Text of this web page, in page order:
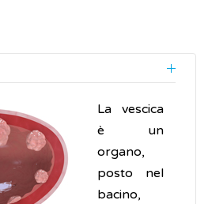
La vescica
è un
organo,
posto nel
bacino,